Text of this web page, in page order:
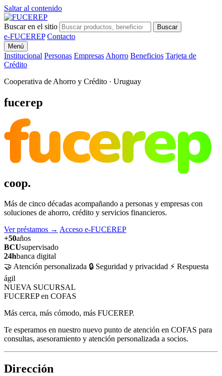
Saltar al contenido
Buscar en el sitio Buscar
e-FUCEREP Contacto
Menú
Institucional Personas Empresas Ahorro Beneficios Tarjeta de
Crédito
Cooperativa de Ahorro y Crédito · Uruguay
fucerep
fucerep
coop.
Más de cinco décadas acompañando a personas y empresas con
soluciones de ahorro, crédito y servicios financieros.
Ver préstamos → Acceso e-FUCEREP
+50años
BCUsupervisado
24hbanca digital
🤝 Atención personalizada 🔒 Seguridad y privacidad ⚡ Respuesta
ágil
NUEVA SUCURSAL
FUCEREP en COFAS
Más cerca, más cómodo, más FUCEREP.
Te esperamos en nuestro nuevo punto de atención en COFAS para
consultas, asesoramiento y atención personalizada a socios.
Dirección